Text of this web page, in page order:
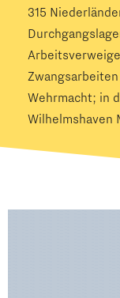
315
Wehrmacht; in
Wilhelmshaven